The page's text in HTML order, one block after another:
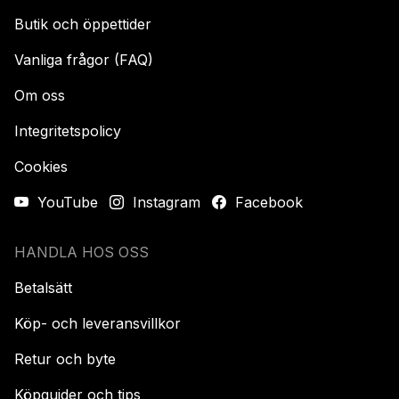
Butik och öppettider
Vanliga frågor (FAQ)
Om oss
Integritetspolicy
Cookies
YouTube
Instagram Facebook
HANDLA HOS OSS
Betalsätt
Köp- och leveransvillkor
Retur och byte
Köpguider och tips